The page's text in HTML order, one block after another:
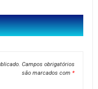
Campos obrigatórios
são marcados com *